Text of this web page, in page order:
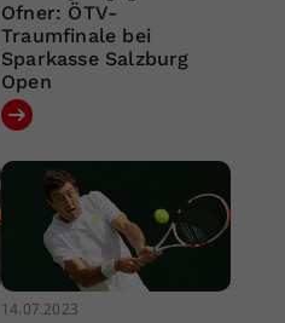
Ofner: ÖTV-
Traumfinale bei
Sparkasse Salzburg
Open
14.07.2023